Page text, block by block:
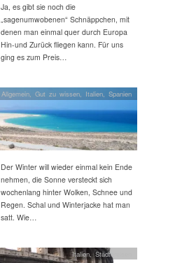
Ja, es gibt sie noch die
„sagenumwobenen“ Schnäppchen, mit
denen man einmal quer durch Europa
Hin-und Zurück fliegen kann. Für uns
ging es zum Preis…
Allgemein,Gut zu wissen, Italien,Spanien
Der Winter will wieder einmal kein Ende
nehmen, die Sonne versteckt sich
wochenlang hinter Wolken, Schnee und
Regen. Schal und Winterjacke hat man
satt. Wie…
Italien ,Städtereisen